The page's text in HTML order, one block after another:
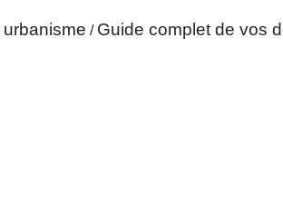
/ Guide complet de vos